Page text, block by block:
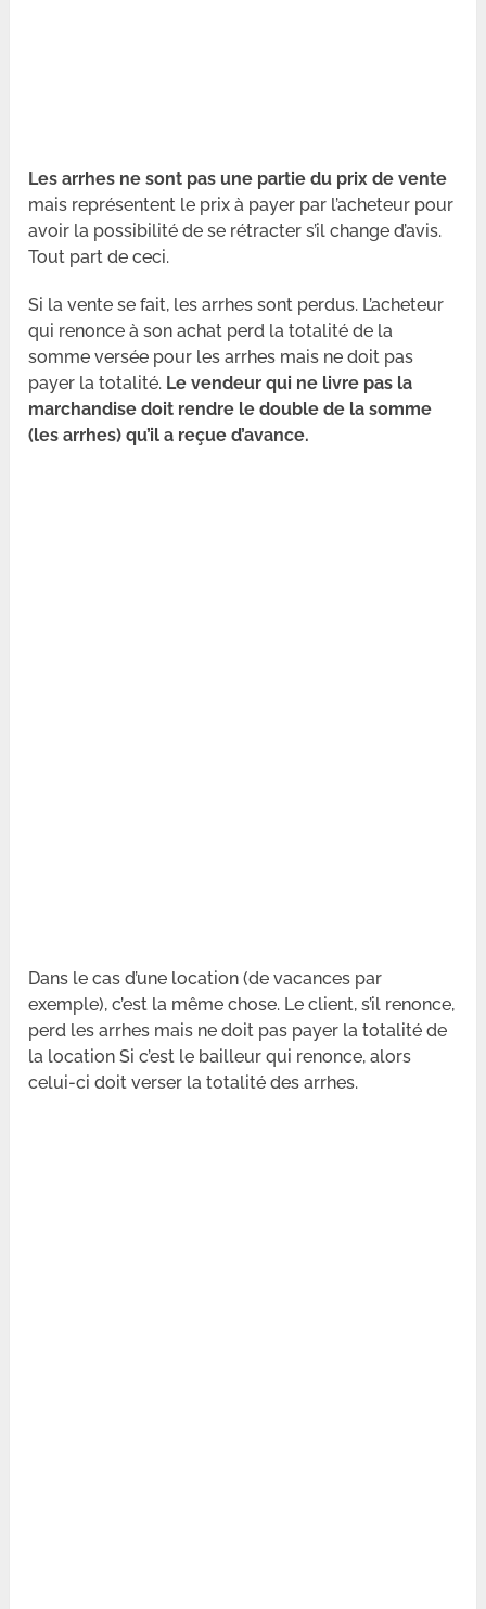
Les arrhes ne sont pas une partie du prix de vente
mais représentent le prix à payer par l’acheteur pour
avoir la possibilité de se rétracter s’il change d’avis.
Tout part de ceci.
Si la vente se fait, les arrhes sont perdus. L’acheteur
qui renonce à son achat perd la totalité de la
somme versée pour les arrhes mais ne doit pas
payer la totalité. Le vendeur qui ne livre pas la
marchandise doit rendre le double de la somme
(les arrhes) qu’il a reçue d’avance.
Dans le cas d’une location (de vacances par
exemple), c’est la même chose. Le client, s’il renonce,
perd les arrhes mais ne doit pas payer la totalité de
la location Si c’est le bailleur qui renonce, alors
celui-ci doit verser la totalité des arrhes.